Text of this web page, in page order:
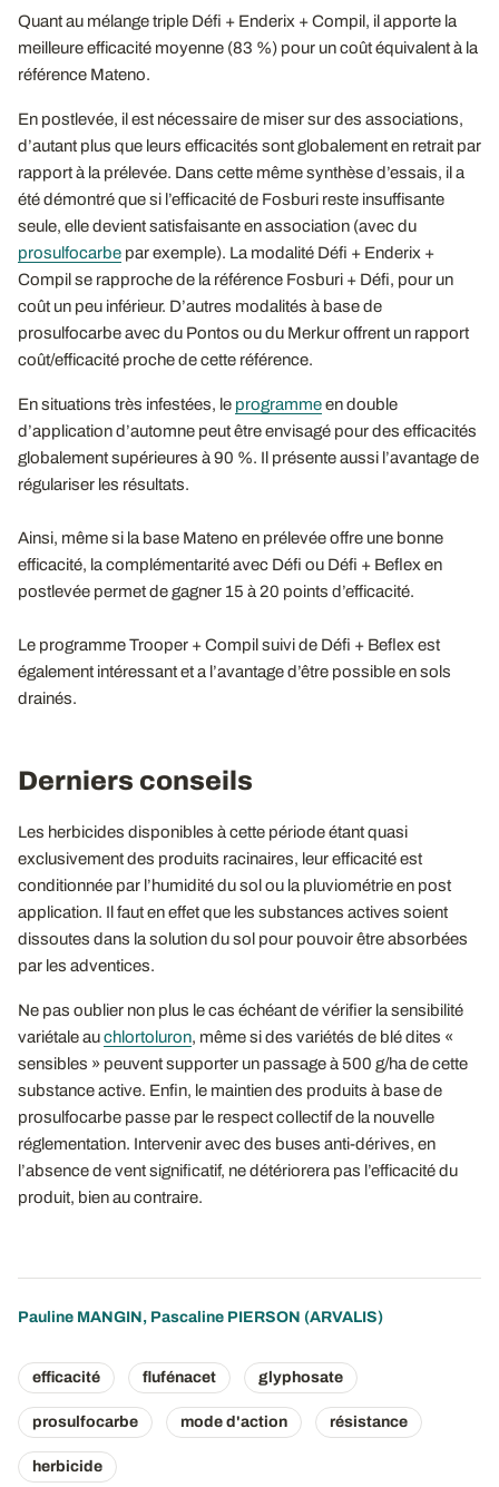
Quant au mélange triple Défi + Enderix + Compil, il apporte la
meilleure efficacité moyenne (83 %) pour un coût équivalent à la
référence Mateno.
En postlevée, il est nécessaire de miser sur des associations,
d’autant plus que leurs efficacités sont globalement en retrait par
rapport à la prélevée. Dans cette même synthèse d’essais, il a
été démontré que si l’efficacité de Fosburi reste insuffisante
seule, elle devient satisfaisante en association (avec du
prosulfocarbe par exemple). La modalité Défi + Enderix +
Compil se rapproche de la référence Fosburi + Défi, pour un
coût un peu inférieur. D’autres modalités à base de
prosulfocarbe avec du Pontos ou du Merkur offrent un rapport
coût/efficacité proche de cette référence.
En situations très infestées, le programmeen double
d’application d’automne peut être envisagé pour des efficacités
globalement supérieures à 90 %. Il présente aussi l’avantage de
régulariser les résultats.
Ainsi, même si la base Mateno en prélevée offre une bonne
efficacité, la complémentarité avec Défi ou Défi + Beflex en
postlevée permet de gagner 15 à 20 points d’efficacité.
Le programme Trooper + Compil suivi de Défi + Beflex est
également intéressant et a l’avantage d’être possible en sols
drainés.
Derniers conseils
Les herbicides disponibles à cette période étant quasi
exclusivement des produits racinaires, leur efficacité est
conditionnée par l’humidité du sol ou la pluviométrie en post
application. Il faut en effet que les substances actives soient
dissoutes dans la solution du sol pour pouvoir être absorbées
par les adventices.
Ne pas oublier non plus le cas échéant de vérifier la sensibilité
variétale auchlortoluron, même si des variétés de blé dites «
sensibles » peuvent supporter un passage à 500 g/ha de cette
substance active. Enfin, le maintien des produits à base de
prosulfocarbe passe par le respect collectif de la nouvelle
réglementation. Intervenir avec des buses anti-dérives, en
l’absence de vent significatif, ne détériorera pas l’efficacité du
produit, bien au contraire.
Pauline MANGIN, Pascaline PIERSON (ARVALIS)
efficacité flufénacet glyphosate
prosulfocarbe mode d'action résistance
herbicide